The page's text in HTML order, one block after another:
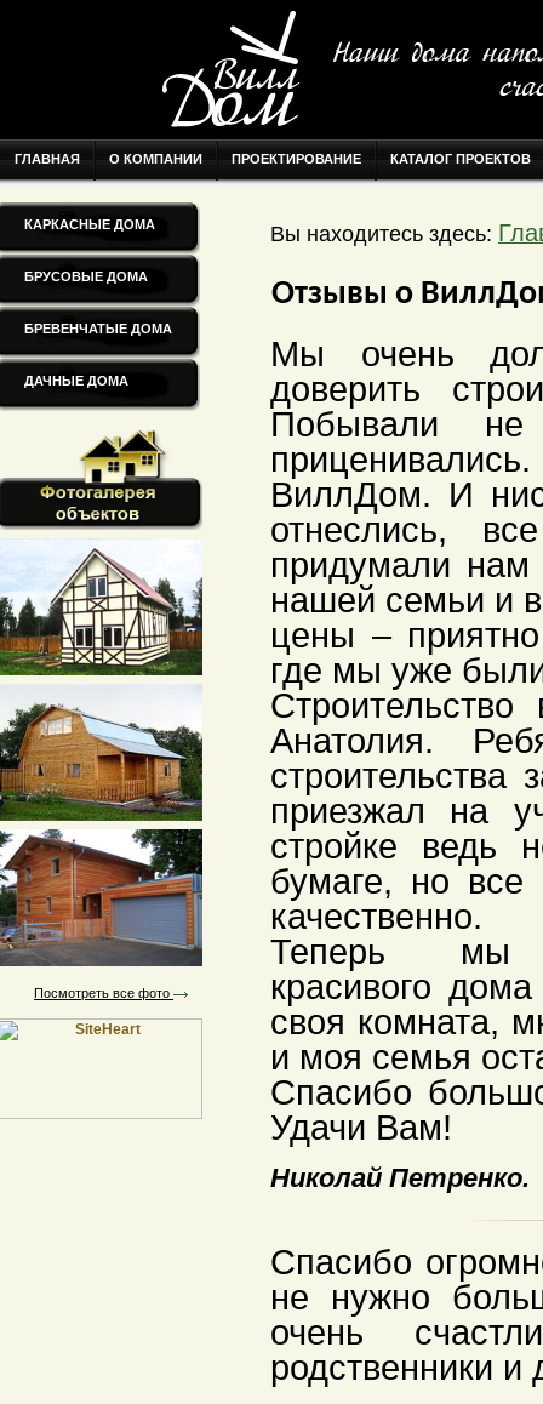
ГЛАВНАЯ О КОМПАНИИ ПРОЕКТИРОВАНИЕ КАТАЛОГ ПРОЕКТОВ
КАРКАСНЫЕ ДОМА
БРУСОВЫЕ ДОМА
БРЕВЕНЧАТЫЕ ДОМА
ДАЧНЫЕ ДОМА
Посмотреть все фото
Вы находитесь здесь:
Отзывы о
Мы очень
доверить
Побывали
ВиллДом. И
отнеслись,
придумали
нашей семьи и
цены –
где мы уже
Анатолия.
строительства
приезжал на
стройке ведь
бумаге, но
качественно.
Теперь мы
красивого
своя комната,
и моя семья
Спасибо
Удачи Вам!
Николай Петренко.
Спасибо
не нужно
очень
родственники и